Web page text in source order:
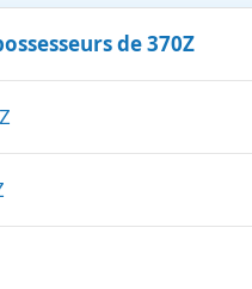
de 370Z